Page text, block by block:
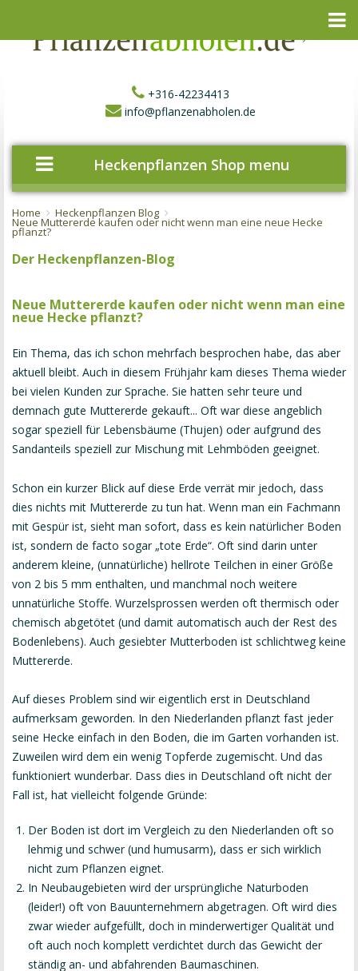
+316-42234413
info@pflanzenabholen.de
Heckenpflanzen Shop menu
Home Heckenpflanzen Blog
Neue Muttererde kaufen oder nicht wenn man eine neue Hecke
pflanzt?
Der Heckenpflanzen-Blog
Neue Muttererde kaufen oder nicht wenn man eine
neue Hecke pflanzt?
Ein Thema, das ich schon mehrfach besprochen habe, das aber
aktuell bleibt. Auch in diesem Frühjahr kam dieses Thema wieder
bei vielen Kunden zur Sprache. Sie hatten sehr teure und
demnach gute Muttererde gekauft... Oft war diese angeblich
sogar speziell für Lebensbäume (Thujen) oder aufgrund des
Sandanteils speziell zur Mischung mit Lehmböden geeignet.
Schon ein kurzer Blick auf diese Erde verrät mir jedoch, dass
dies nichts mit Muttererde zu tun hat. Wenn man ein Fachmann
mit Gespür ist, sieht man sofort, dass es kein natürlicher Boden
ist, sondern de facto sogar „tote Erde“. Oft sind darin unter
anderem kleine, (unnatürliche) hellrote Teilchen in einer Größe
von 2 bis 5 mm enthalten, und manchmal noch weitere
unnatürliche Stoffe. Wurzelsprossen werden oft thermisch oder
chemisch abgetötet (und damit automatisch auch der Rest des
Bodenlebens). Auch gesiebter Mutterboden ist schlichtweg keine
Muttererde.
Auf dieses Problem sind wir eigentlich erst in Deutschland
aufmerksam geworden. In den Niederlanden pflanzt fast jeder
seine Hecke einfach in den Boden, die im Garten vorhanden ist.
Zuweilen wird dem ein wenig Topferde zugemischt. Und das
funktioniert wunderbar. Dass dies in Deutschland oft nicht der
Fall ist, hat vielleicht folgende Gründe:
Der Boden ist dort im Vergleich zu den Niederlanden oft so
lehmig und schwer (und humusarm), dass er sich wirklich
nicht zum Pflanzen eignet.
In Neubaugebieten wird der ursprüngliche Naturboden
(leider!) oft von Bauunternehmern abgetragen. Oft wird dies
zwar wieder aufgefüllt, doch in minderwertiger Qualität und
oft auch noch komplett verdichtet durch das Gewicht der
ständig an- und abfahrenden Baumaschinen.